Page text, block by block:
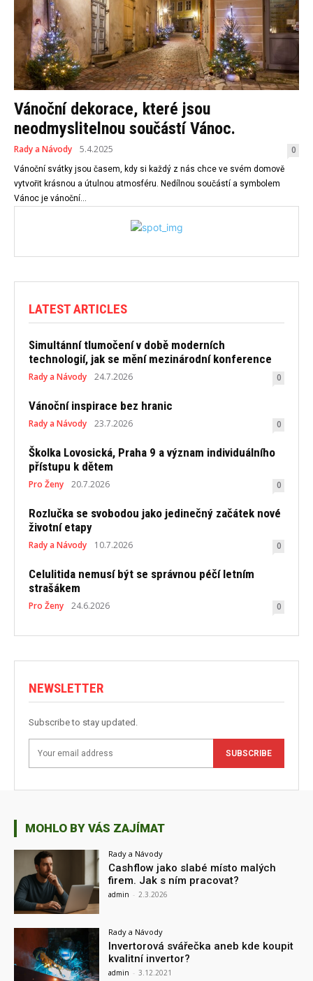
Vánoční dekorace, které jsou
neodmyslitelnou součástí Vánoc.
Rady a Návody 5.4.2025 0
Vánoční svátky jsou časem, kdy si každý z nás chce ve svém domově
vytvořit krásnou a útulnou atmosféru. Nedílnou součástí a symbolem
Vánoc je vánoční...
LATEST ARTICLES
Simultánní tlumočení v době moderních
technologií, jak se mění mezinárodní konference
Rady a Návody 24.7.2026 0
Vánoční inspirace bez hranic
Rady a Návody 23.7.2026 0
Školka Lovosická, Praha 9 a význam individuálního
přístupu k dětem
Pro Ženy 20.7.2026 0
Rozlučka se svobodou jako jedinečný začátek nové
životní etapy
Rady a Návody 10.7.2026 0
Celulitida nemusí být se správnou péčí letním
strašákem
Pro Ženy 24.6.2026 0
NEWSLETTER
Subscribe to stay updated.
SUBSCRIBE
MOHLO BY VÁS ZAJÍMAT
Rady a Návody
Cashflow jako slabé místo malých
firem. Jak s ním pracovat?
admin - 2.3.2026
Rady a Návody
Invertorová svářečka aneb kde koupit
kvalitní invertor?
admin - 3.12.2021